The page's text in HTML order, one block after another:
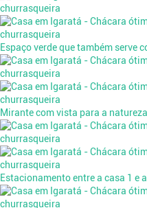
Espaço verde que também serve
Mirante com vista para a
Estacionamento entre a casa 1 e